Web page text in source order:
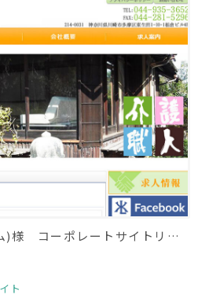
株式会社Luxem(ラクセム)様 コーポレートサイトリニューアル
ト